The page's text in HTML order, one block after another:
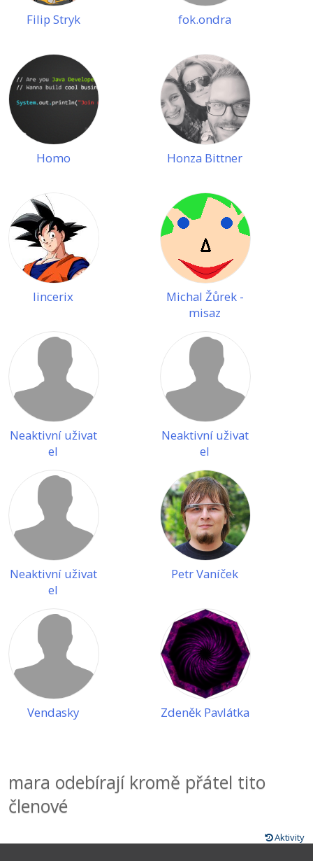
Filip Stryk fok.ondra
Homo Honza Bittner
lincerix
Michal Žůrek -
misaz
Neaktivní uživat
el
Neaktivní uživat
el
Neaktivní uživat
el
Petr Vaníček
Vendasky Zdeněk Pavlátka
mara odebírají kromě přátel tito
členové
Aktivity